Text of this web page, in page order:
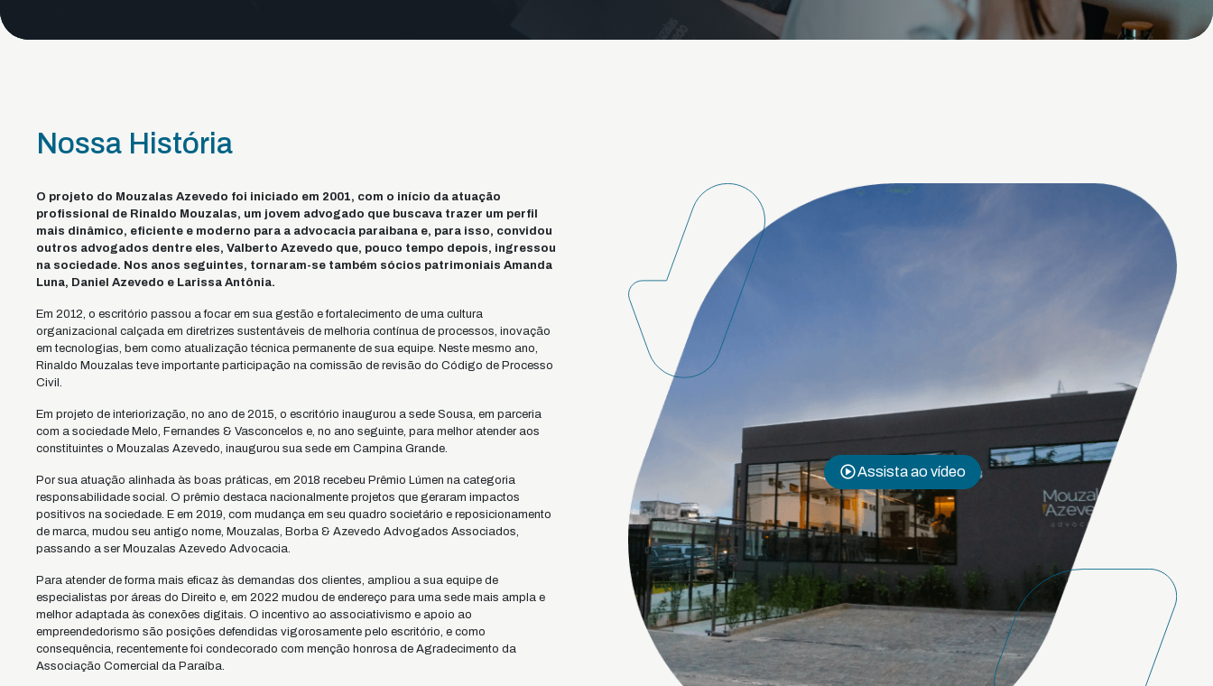
Nossa História
O projeto do Mouzalas Azevedo foi iniciado em 2001, com o início da atuação
profissional de Rinaldo Mouzalas, um jovem advogado que buscava trazer um perfil
mais dinâmico, eficiente e moderno para a advocacia paraibana e, para isso, convidou
outros advogados dentre eles, Valberto Azevedo que, pouco tempo depois, ingressou
na sociedade. Nos anos seguintes, tornaram-se também sócios patrimoniais Amanda
Luna, Daniel Azevedo e Larissa Antônia.
Em 2012, o escritório passou a focar em sua gestão e fortalecimento de uma cultura
organizacional calçada em diretrizes sustentáveis de melhoria contínua de processos, inovação
em tecnologias, bem como atualização técnica permanente de sua equipe. Neste mesmo ano,
Rinaldo Mouzalas teve importante participação na comissão de revisão do Código de Processo
Civil.
Em projeto de interiorização, no ano de 2015, o escritório inaugurou a sede Sousa, em parceria
com a sociedade Melo, Fernandes & Vasconcelos e, no ano seguinte, para melhor atender aos
constituintes o Mouzalas Azevedo, inaugurou sua sede em Campina Grande.
Por sua atuação alinhada às boas práticas, em 2018 recebeu Prêmio Lúmen na categoria
responsabilidade social. O prêmio destaca nacionalmente projetos que geraram impactos
positivos na sociedade. E em 2019, com mudança em seu quadro societário e reposicionamento
de marca, mudou seu antigo nome, Mouzalas, Borba & Azevedo Advogados Associados,
passando a ser Mouzalas Azevedo Advocacia.
Para atender de forma mais eficaz às demandas dos clientes, ampliou a sua equipe de
especialistas por áreas do Direito e, em 2022 mudou de endereço para uma sede mais ampla e
melhor adaptada às conexões digitais. O incentivo ao associativismo e apoio ao
empreendedorismo são posições defendidas vigorosamente pelo escritório, e como
consequência, recentemente foi condecorado com menção honrosa de Agradecimento da
Associação Comercial da Paraíba.
Assista ao vídeo